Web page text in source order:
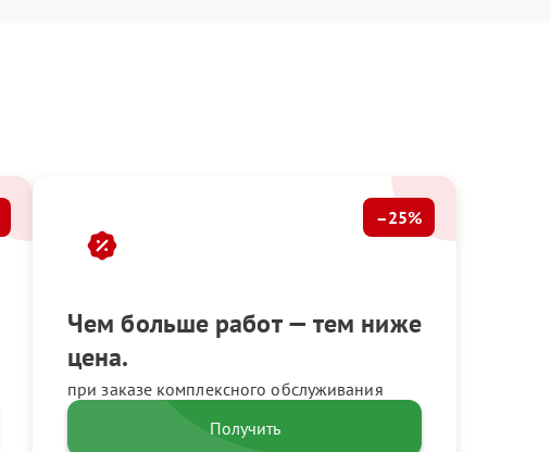
Чем больше работ — тем ниже
цена.
при заказе комплексного обслуживания
–25%
Получить